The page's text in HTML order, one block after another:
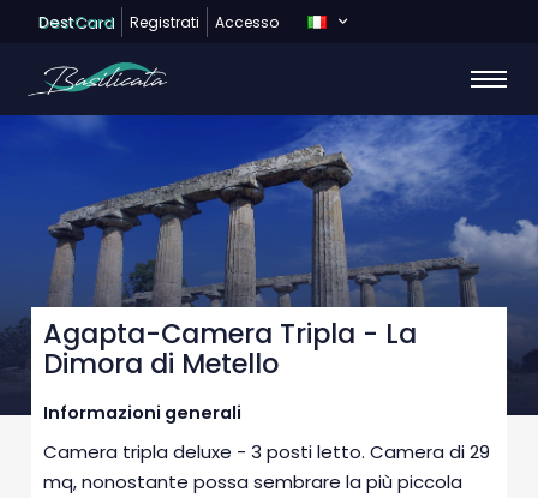
DestCard Registrati Accesso
Agapta-Camera Tripla - La
Dimora di Metello
Informazioni generali
Camera tripla deluxe - 3 posti letto. Camera di 29
mq, nonostante possa sembrare la più piccola